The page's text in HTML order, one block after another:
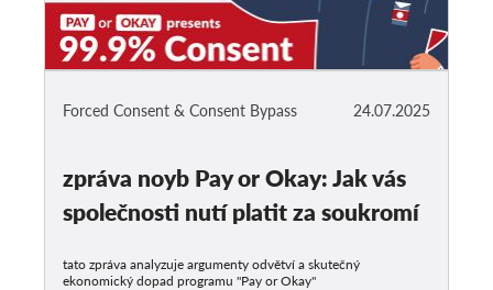
24.07.2025
Forced Consent & Consent Bypass
zpráva noyb Pay or Okay: Jak vás
společnosti nutí platit za soukromí
tato zpráva analyzuje argumenty odvětví a skutečný
ekonomický dopad programu "Pay or Okay"